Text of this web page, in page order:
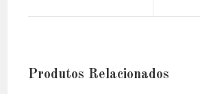
Produtos Relacionados